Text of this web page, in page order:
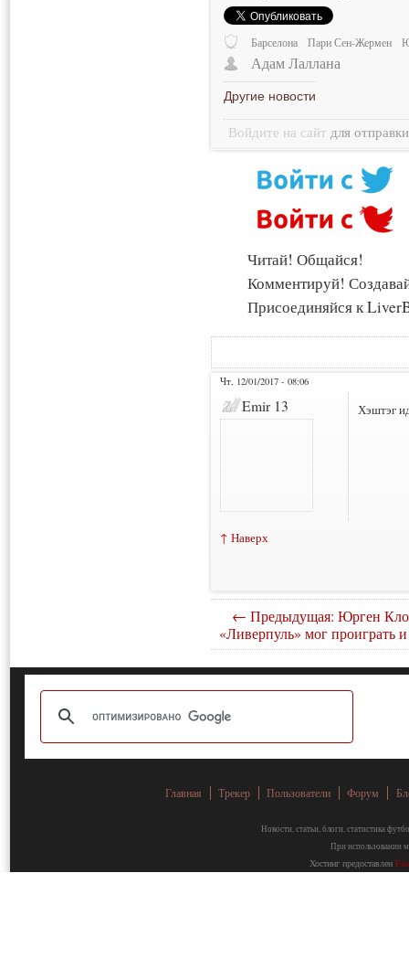
Барселона Пари Сен-Жермен
Адам Лаллана
Другие новости
Войдите на сайт для
Читай! Общайся!
Комментируй!
Присоединяйся к
Чт, 12/01/2017 - 08:06
Emir 13 Хэштэг
↑ Наверх
← Предыдущая: Юрген
«Ливерпуль» мог проиграть
Главная Трекер Пользователи Форум
Новости, статьи, блоги, статистика
При использовании
Хостинг предоставлен